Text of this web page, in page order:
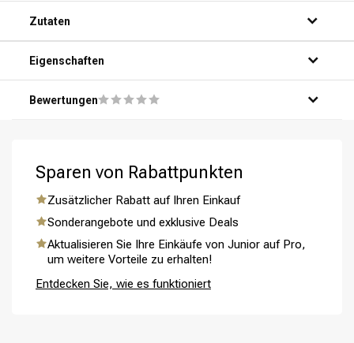
Umformung CombiDeals
überschüssige Wasser heraus.
Schritt 2: Trage eine großzügige Menge des Produkts auf
deine Handflächen auf.
von den Wurzeln bis zu den Spitzen.
Schritt 4: Lass das Produkt 5-10 Minuten einwirken.
Zutaten
Eigenschaften
Bewertungen
Sparen von Rabattpunkten
Zusätzlicher Rabatt auf Ihren Einkauf
Sonderangebote und exklusive Deals
Aktualisieren Sie Ihre Einkäufe von Junior auf Pro,
um weitere Vorteile zu erhalten!
Entdecken Sie, wie es funktioniert